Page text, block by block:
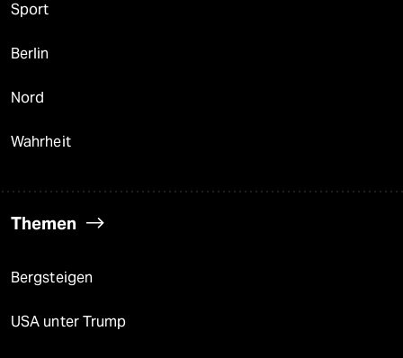
Sport
Berlin
Nord
Wahrheit
Themen
Bergsteigen
USA unter Trump